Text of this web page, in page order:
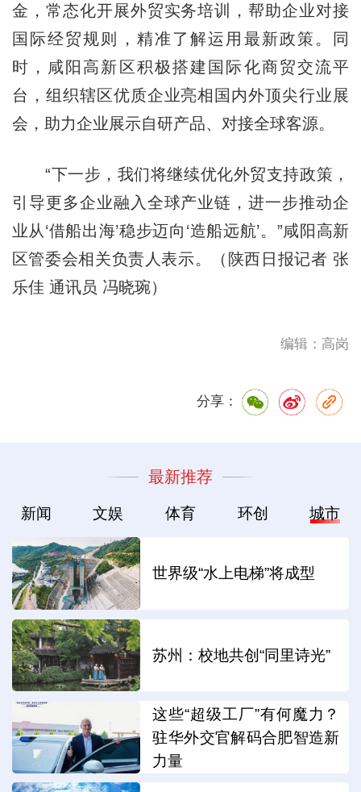
金，常态化开展外贸实务培训，帮助企业对接
国际经贸规则，精准了解运用最新政策。同
时，咸阳高新区积极搭建国际化商贸交流平
台，组织辖区优质企业亮相国内外顶尖行业展
会，助力企业展示自研产品、对接全球客源。
“下一步，我们将继续优化外贸支持政策，
引导更多企业融入全球产业链，进一步推动企
业从‘借船出海’稳步迈向‘造船远航’。”咸阳高新
区管委会相关负责人表示。（陕西日报记者 张
乐佳 通讯员 冯晓琬）
编辑：高岗
分享：
最新推荐
新闻 文娱 体育 环创 城市
世界级“水上电梯”将成型
苏州：校地共创“同里诗光”
这些“超级工厂”有何魔力？
驻华外交官解码合肥智造新
力量